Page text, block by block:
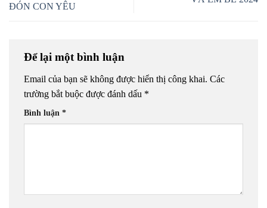
ĐÓN CON YÊU
Để lại một bình luận
Email của bạn sẽ không được hiển thị công khai. Các
trường bắt buộc được đánh dấu *
Bình luận *